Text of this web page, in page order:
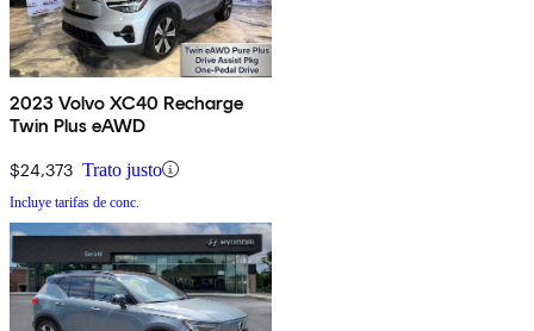
2023 Volvo XC40 Recharge
Twin Plus eAWD
$24,373 Trato justo
Incluye tarifas de conc.